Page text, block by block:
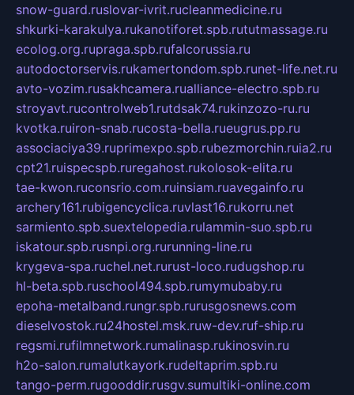
snow-guard.ruslovar-ivrit.rucleanmedicine.ru
shkurki-karakulya.rukanotiforet.spb.rututmassage.ru
ecolog.org.rupraga.spb.rufalcorussia.ru
autodoctorservis.rukamertondom.spb.runet-life.net.ru
avto-vozim.rusakhcamera.rualliance-electro.spb.ru
stroyavt.rucontrolweb1.rutdsak74.rukinzozo-ru.ru
kvotka.ruiron-snab.rucosta-bella.rueugrus.pp.ru
associaciya39.ruprimexpo.spb.rubezmorchin.ruia2.ru
cpt21.ruispecspb.ruregahost.rukolosok-elita.ru
tae-kwon.ruconsrio.com.ruinsiam.ruavegainfo.ru
archery161.rubigencyclica.ruvlast16.rukorru.net
sarmiento.spb.suextelopedia.rulammin-suo.spb.ru
iskatour.spb.rusnpi.org.rurunning-line.ru
krygeva-spa.ruchel.net.rurust-loco.rudugshop.ru
hl-beta.spb.ruschool494.spb.rumymubaby.ru
epoha-metalband.rungr.spb.rurusgosnews.com
dieselvostok.ru24hostel.msk.ruw-dev.ruf-ship.ru
regsmi.rufilmnetwork.rumalinasp.rukinosvin.ru
h2o-salon.rumalutkayork.rudeltaprim.spb.ru
tango-perm.rugooddir.rusgv.sumultiki-online.com